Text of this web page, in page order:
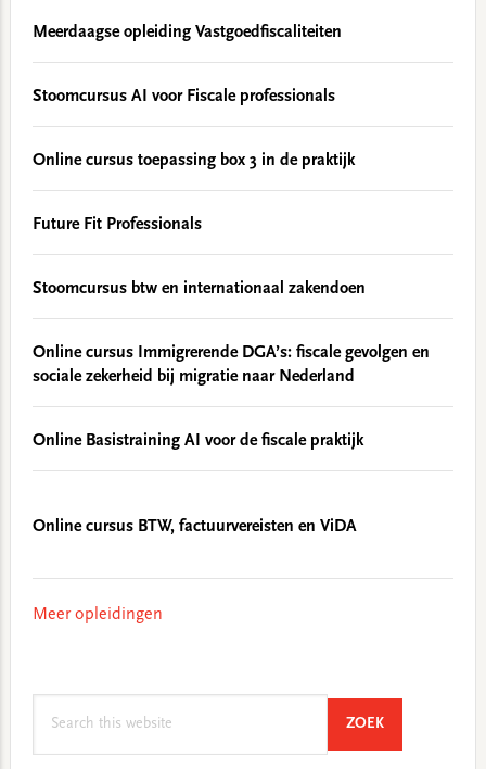
Meerdaagse opleiding Vastgoedfiscaliteiten
Stoomcursus AI voor Fiscale professionals
Online cursus toepassing box 3 in de praktijk
Future Fit Professionals
Stoomcursus btw en internationaal zakendoen
Online cursus Immigrerende DGA’s: fiscale gevolgen en
sociale zekerheid bij migratie naar Nederland
Online Basistraining AI voor de fiscale praktijk
Online cursus BTW, factuurvereisten en ViDA
Meer opleidingen
ZOEKSEARCH